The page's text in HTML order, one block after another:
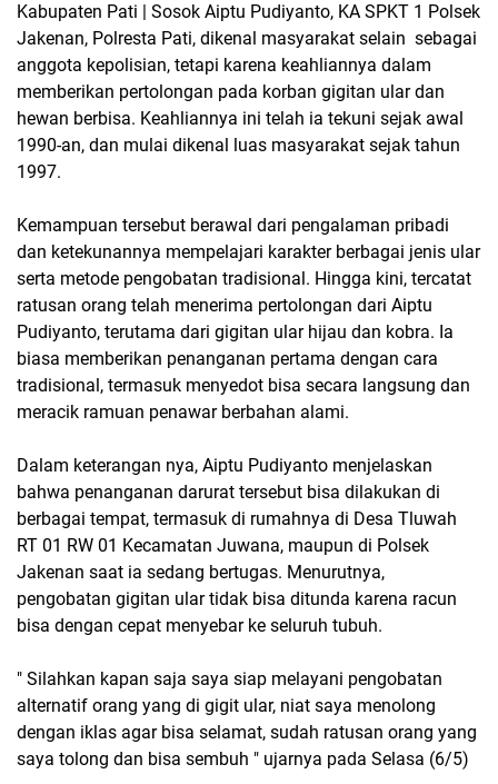
Kabupaten Pati | Sosok Aiptu Pudiyanto, KA SPKT 1 Polsek
Jakenan, Polresta Pati, dikenal masyarakat selain sebagai
anggota kepolisian, tetapi karena keahliannya dalam
memberikan pertolongan pada korban gigitan ular dan
hewan berbisa. Keahliannya ini telah ia tekuni sejak awal
1990-an, dan mulai dikenal luas masyarakat sejak tahun
1997.
Kemampuan tersebut berawal dari pengalaman pribadi
dan ketekunannya mempelajari karakter berbagai jenis ular
serta metode pengobatan tradisional. Hingga kini, tercatat
ratusan orang telah menerima pertolongan dari Aiptu
Pudiyanto, terutama dari gigitan ular hijau dan kobra. Ia
biasa memberikan penanganan pertama dengan cara
tradisional, termasuk menyedot bisa secara langsung dan
meracik ramuan penawar berbahan alami.
Dalam keterangan nya, Aiptu Pudiyanto menjelaskan
bahwa penanganan darurat tersebut bisa dilakukan di
berbagai tempat, termasuk di rumahnya di Desa Tluwah
RT 01 RW 01 Kecamatan Juwana, maupun di Polsek
Jakenan saat ia sedang bertugas. Menurutnya,
pengobatan gigitan ular tidak bisa ditunda karena racun
bisa dengan cepat menyebar ke seluruh tubuh.
" Silahkan kapan saja saya siap melayani pengobatan
alternatif orang yang di gigit ular, niat saya menolong
dengan iklas agar bisa selamat, sudah ratusan orang yang
saya tolong dan bisa sembuh " ujarnya pada Selasa (6/5)